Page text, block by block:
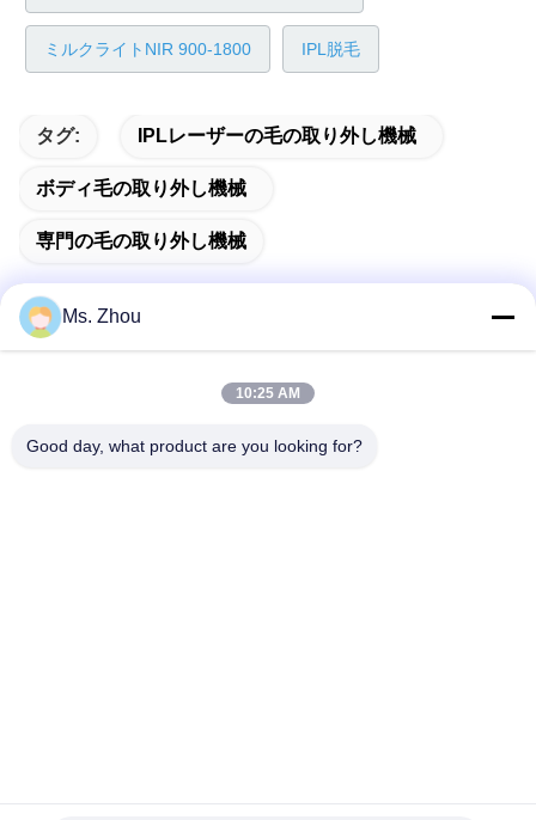
ミルクライトNIR 900-1800 IPL脱毛
タグ: IPLレーザーの毛の取り外し機械
ボディ毛の取り外し機械
専門の毛の取り外し機械
住所
Ms. Zhou
10:25 AM
Good day, what product are you looking for?